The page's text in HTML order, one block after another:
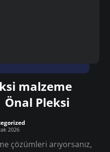
malzeme
Pleksi
2026
çözümleri arıyorsanız,